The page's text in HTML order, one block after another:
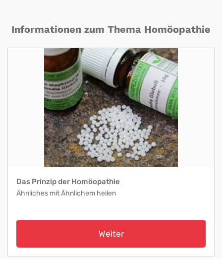
Informationen zum Thema Homöopathie
Das Prinzip der Homöopathie
Ähnliches mit Ähnlichem heilen
Weiter